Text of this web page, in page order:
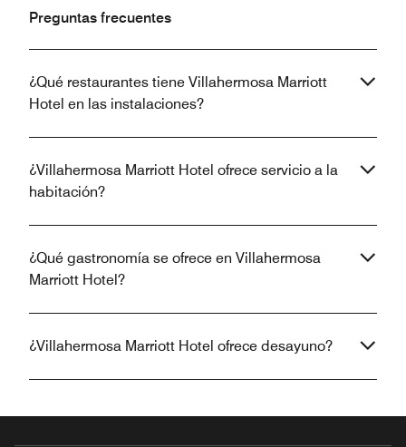
Preguntas frecuentes
¿Qué restaurantes tiene Villahermosa Marriott
Hotel en las instalaciones?
¿Villahermosa Marriott Hotel ofrece servicio a la
habitación?
¿Qué gastronomía se ofrece en Villahermosa
Marriott Hotel?
¿Villahermosa Marriott Hotel ofrece desayuno?